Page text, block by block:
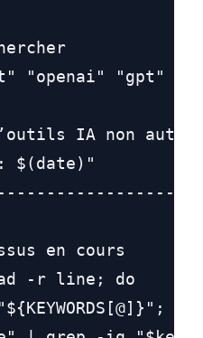
"openai" "gpt"
IA non
: $(date)"
en cours
-r line; do
do